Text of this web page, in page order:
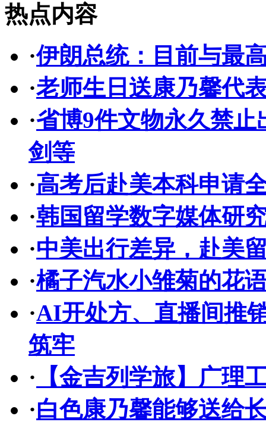
热点内容
·伊朗总统：目前与最
·老师生日送康乃馨代
·省博9件文物永久禁
剑等
·高考后赴美本科申请
·韩国留学数字媒体研
·中美出行差异，赴美
·橘子汽水小雏菊的花
·AI开处方、直播间推
筑牢
· 【金吉列学旅】广理
·白色康乃馨能够送给